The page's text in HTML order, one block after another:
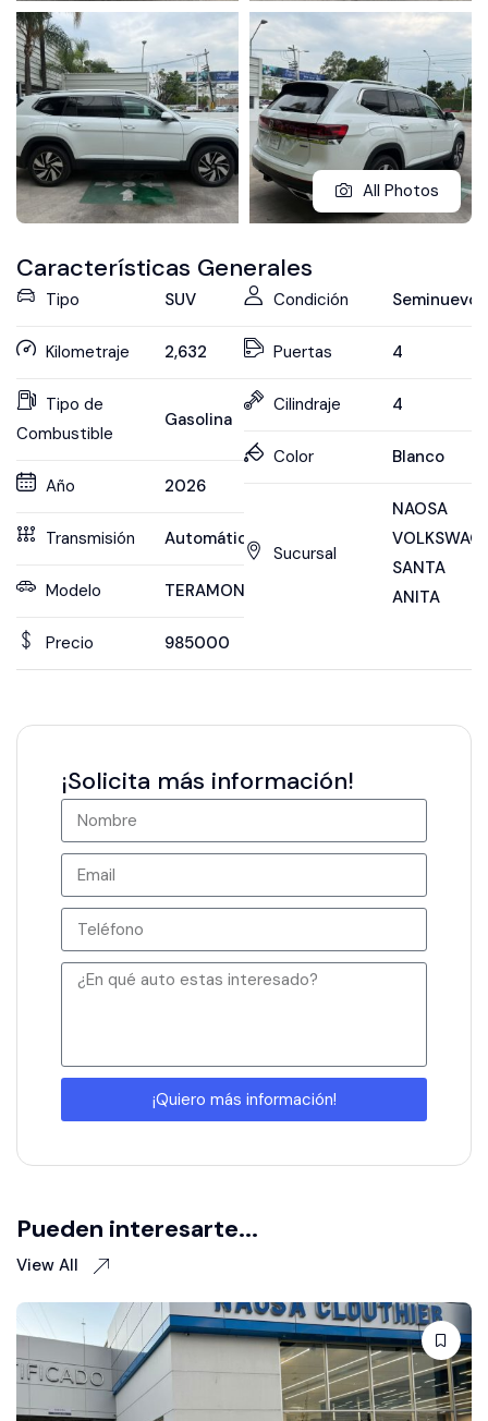
All Photos
Características Generales
Tipo SUV
Kilometraje 2,632
Tipo de
Combustible
Gasolina
Año 2026
Transmisión Automática
Modelo TERAMONT
Precio 985000
Condición Seminuevo
Puertas 4
Cilindraje 4
Color Blanco
Sucursal
NAOSA
SANTA
ANITA
¡Solicita más información!
¡Quiero más información!
Pueden interesarte...
View All